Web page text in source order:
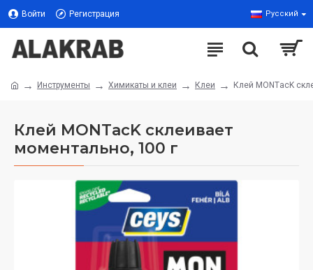
Войти Регистрация Русский
Инструменты Химикаты и клеи Клеи Клей MONTасK
Клей MONTасK склеивает
моментально, 100 г